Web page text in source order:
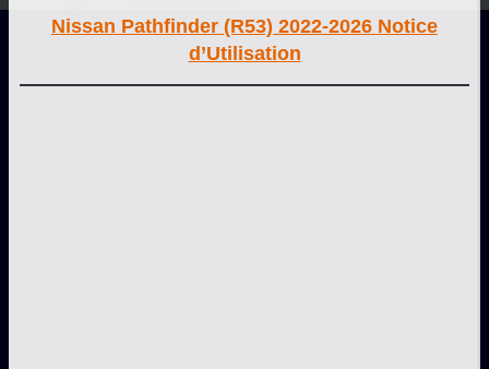
Nissan Pathfinder (R53) 2022-2026 Notice
d’Utilisation